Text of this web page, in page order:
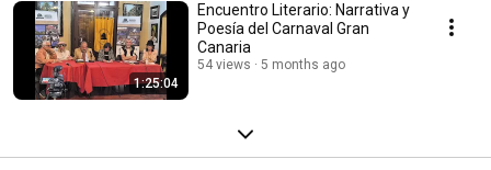
1:25:04
Encuentro Literario: Narrativa y
Poesía del Carnaval Gran
Canaria
54 views 5 months ago